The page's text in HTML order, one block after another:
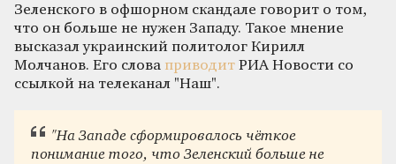
Зеленского в офшорном скандале говорит о том,
что он больше не нужен Западу. Такое мнение
высказал украинский политолог Кирилл
Молчанов. Его слова приводит РИА Новости со
ссылкой на телеканал "Наш".
"На Западе сформировалось чёткое
понимание того, что Зеленский больше не